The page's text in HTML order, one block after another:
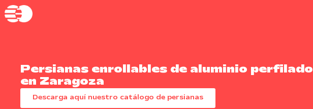
Persianas enrollables de aluminio perfilado
en Zaragoza
Descarga aquí nuestro catálogo de persianas